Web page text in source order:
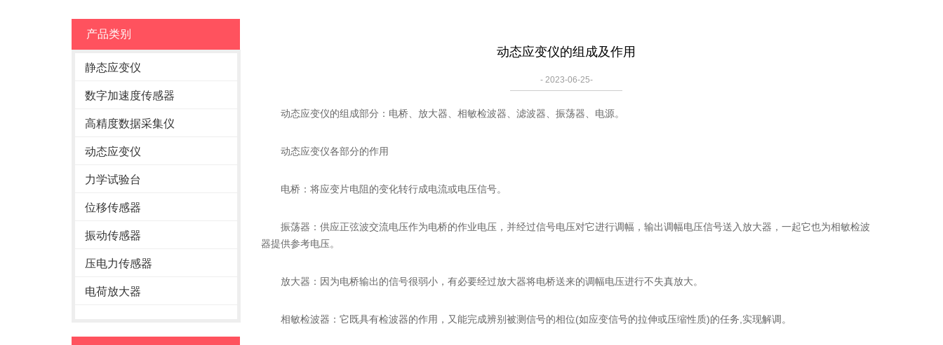
产品类别
静态应变仪
数字加速度传感器
高精度数据采集仪
动态应变仪
力学试验台
位移传感器
振动传感器
压电力传感器
电荷放大器
动态应变仪的组成及作用
- 2023-06-25-
动态应变仪的组成部分：电桥、放大器、相敏检波器、滤波器、振荡器、电源。
动态应变仪各部分的作用
电桥：将应变片电阻的变化转行成电流或电压信号。
振荡器：供应正弦波交流电压作为电桥的作业电压，并经过信号电压对它进行调幅，输出调幅电压信号送入放大器，一起它也为相敏检波
器提供参考电压。
放大器：因为电桥输出的信号很弱小，有必要经过放大器将电桥送来的调幅电压进行不失真放大。
相敏检波器：它既具有检波器的作用，又能完成辨别被测信号的相位(如应变信号的拉伸或压缩性质)的任务,实现解调。